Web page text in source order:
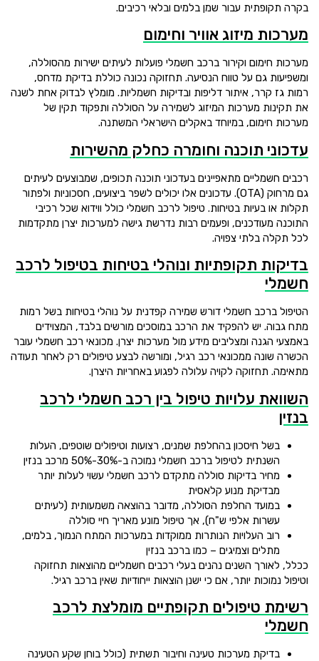
בקרה תקופתית עבור שמן בלמים ובלאי רכיבים.
מערכות מיזוג אוויר וחימום
מערכות חימום וקירור ברכב חשמלי פועלות לעיתים ישירות מהסוללה,
ומשפיעות גם על טווח הנסיעה. תחזוקה נכונה כוללת בדיקת מדחס,
רמות גז קרר, איתור דליפות ובדיקות חשמליות. מומלץ לבדוק אחת לשנה
את תקינות מערכות המיזוג לשמירה על הסוללה ותפקוד תקין של
מערכות חימום, במיוחד באקלים הישראלי המשתנה.
עדכוני תוכנה וחומרה כחלק מהשירות
רכבים חשמליים מתאפיינים בעדכוני תוכנה תכופים, שמבוצעים לעיתים
גם מרחוק (OTA). עדכונים אלו יכולים לשפר ביצועים, חסכוניות ולפתור
תקלות או בעיות בטיחות. טיפול לרכב חשמלי כולל ווידוא שכל רכיבי
התוכנה מעודכנים, ופעמים רבות נדרשת גישה למערכות יצרן מתקדמות
לכל תקלה בלתי צפויה.
בדיקות תקופתיות ונוהלי בטיחות בטיפול לרכב
חשמלי
הטיפול ברכב חשמלי דורש שמירה קפדנית על נוהלי בטיחות בשל רמות
מתח גבוה. יש להפקיד את הרכב במוסכים מורשים בלבד, המצוידים
באמצעי הגנה ומצליבים מידע מול מערכות יצרן. מכונאי רכב חשמלי עובר
הכשרה שונה ממכונאי רכב רגיל, ומורשה לבצע טיפולים רק לאחר תעודה
מתאימה. תחזוקה לקויה עלולה לפגוע באחריות היצרן.
השוואת עלויות טיפול בין רכב חשמלי לרכב
בנזין
בשל חיסכון בהחלפת שמנים, רצועות וטיפולים שוטפים, העלות
השנתית לטיפול ברכב חשמלי נמוכה ב-30%-50% מרכב בנזין
מחיר בדיקות סוללה מתקדם לרכב חשמלי עשוי לעלות יותר
מבדיקת מנוע קלאסית
במועד החלפת הסוללה, מדובר בהוצאה משמעותית (לעיתים
עשרות אלפי ש"ח), אך טיפול מונע מאריך חיי סוללה
רוב העלויות הנותרות ממוקדות במערכות המתח הנמוך, בלמים,
מתלים וצמיגים – כמו ברכב בנזין
ככלל, לאורך השנים נהנים בעלי רכבים חשמליים מהוצאות תחזוקה
וטיפול נמוכות יותר, אם כי ישנן הוצאות ייחודיות שאין ברכב רגיל.
רשימת טיפולים תקופתיים מומלצת לרכב
חשמלי
בדיקת מערכות טעינה וחיבור תשתית (כולל בוחן שקע הטעינה